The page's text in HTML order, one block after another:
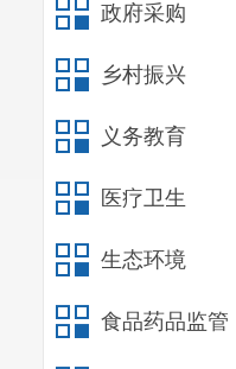
政府采购
乡村振兴
义务教育
医疗卫生
生态环境
食品药品监管